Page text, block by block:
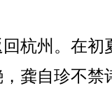
杭州。在初
龚自珍不禁